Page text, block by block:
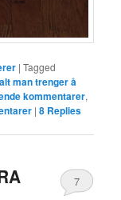
|Tagged
man trenger å
kommentarer,
|8 Replies
7